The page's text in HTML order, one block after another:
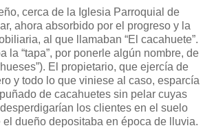
cerca de la Iglesia Parroquial de
ahora absorbido por el progreso y la
al que llamaban “El cacahuete”.
la “tapa”, por ponerle algún nombre, de
El propietario, que ejercía de
y todo lo que viniese al caso, esparcía
de cacahuetes sin pelar cuyas
los clientes en el suelo
el dueño depositaba en época de lluvia.